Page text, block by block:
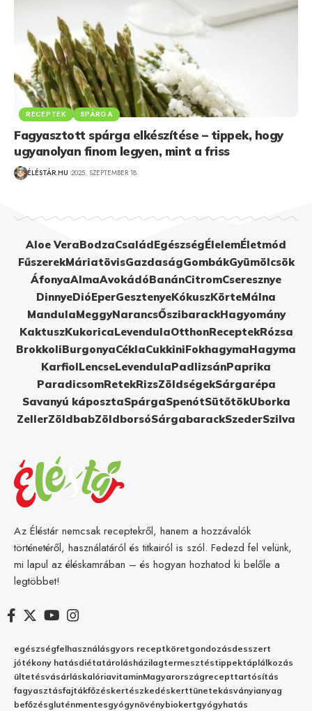
RECEPTEK SPÁRGA
Fagyasztott spárga elkészítése – tippek, hogy
ugyanolyan finom legyen, mint a friss
ÉLÉSTÁR.HU 2025. SZEPTEMBER 18.
Aloe VeraBodzaCsaládEgészségÉlelemÉletmód
FűszerekMáriatövisGazdaságGombákGyümölcsök
ÁfonyaAlmaAvokádóBanánCitromCseresznye
DinnyeDióEperGesztenyeKókuszKörteMálna
MandulaMeggyNarancsŐszibarackHagyomány
KaktuszKukoricaLevendulaOtthonReceptekRózsa
BrokkoliBurgonyaCéklaCukkiniFokhagymaHagyma
KarfiolLencseLevendulaPadlizsánPaprika
ParadicsomRetekRizsZöldségekSárgarépa
Savanyú káposztaSpárgaSpenótSütőtökUborka
ZellerZöldbabZöldborsóSárgabarackSzederSzilva
Az Éléstár nemcsak receptekről, hanem a hozzávalók
történetéről, használatáról és titkairól is szól. Fedezd fel velünk,
mi lapul az éléskamrában – és hogyan hozhatod ki belőle a
legtöbbet!
egészségfelhasználásgyors receptköretgondozásdesszert
jótékony hatásdiétatárolásházilagtermesztéstippektáplálkozás
ültetésvásárláskalóriavitaminMagyarországrecepttartósítás
fagyasztásfajtákfőzéskertészkedéskerttünetekásványianyag
befőzésgluténmentesgyógynövénybiokertgyógyhatás